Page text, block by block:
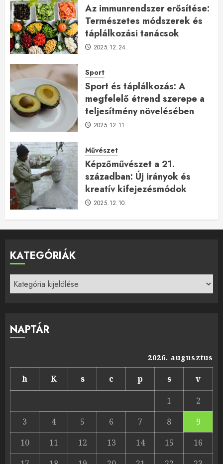
Az immunrendszer erősítése:
Természetes módszerek és
táplálkozási tanácsok
2025.12.24.
Sport
Sport és táplálkozás: A
megfelelő étrend szerepe a
teljesítmény növelésében
2025.12.11.
Művészet
Képzőművészet a 21.
században: Új irányok és
kreatív kifejezésmódok
2025.12.10.
KATEGÓRIÁK
Kategóriák
NAPTÁR
2026. augusztus
h K s c p s
v
1
2
3
4 5 6 7 8
9
10
11 12 13 14 15
16